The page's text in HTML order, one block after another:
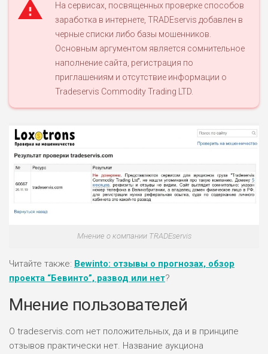
На сервисах, посвященных проверке способов
заработка в интернете, TRADEservis добавлен в
черные списки либо базы мошенников.
Основным аргументом является сомнительное
наполнение сайта, регистрация по
приглашениям и отсутствие информации о
Tradeservis Commodity Trading LTD.
Мнение о компании TRADEservis
Читайте также: Bewinto: отзывы о прогнозах, обзор
проекта “Бевинто”, развод или нет?
Мнение пользователей
О tradeservis.com нет положительных, да и в принципе
отзывов практически нет. Название аукциона